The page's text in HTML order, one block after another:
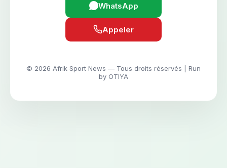
WhatsApp
Appeler
© 2026 Afrik Sport News — Tous droits réservés | Run
by OTIYA